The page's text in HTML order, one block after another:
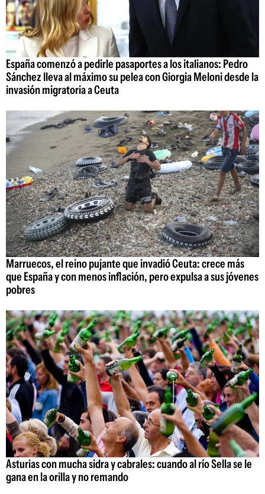
España comenzó a pedirle pasaportes a los italianos: Pedro
Sánchez lleva al máximo su pelea con Giorgia Meloni desde la
invasión migratoria a Ceuta
Marruecos, el reino pujante que invadió Ceuta: crece más
que España y con menos inflación, pero expulsa a sus jóvenes
pobres
Asturias con mucha sidra y cabrales: cuando al río Sella se le
gana en la orilla y no remando